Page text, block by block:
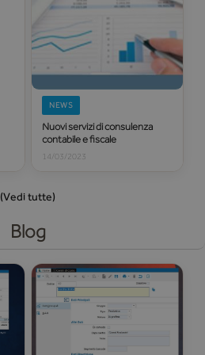
NEWS
Nuovi servizi di consulenza
contabile e fiscale
14/03/2023
(Vedi tutte)
Blog